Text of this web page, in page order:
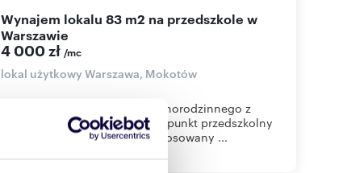
Wynajem lokalu 83 m2 na przedszkole w
Warszawie
4 000 zł /mc
lokal użytkowy Warszawa, Mokotów
Do wynajęcia parter domu jednorodzinnego z
przeznaczeniem wyłącznie na punkt przedszkolny
max 15 dzieci. Dom jest przystosowany ...